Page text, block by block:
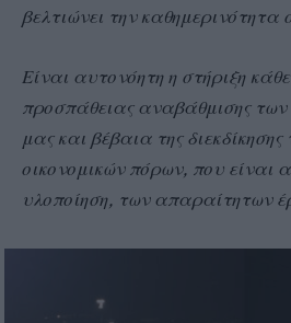
βελτιώνει την καθημερινότητα
Είναι αυτονόητη η στήριξη
προσπάθειας αναβάθμισης
μας και βέβαια της
οικονομικών πόρων, που είναι
υλοποίηση, των απαραίτητων